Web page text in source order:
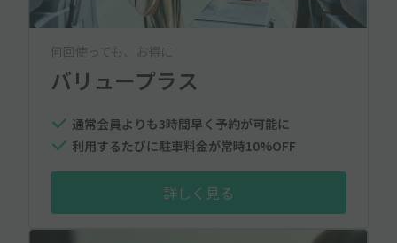
何回使っても、お得に
バリュープラス
通常会員よりも3時間早く予約が可能に
利用するたびに駐車料金が常時10%OFF
詳しく見る